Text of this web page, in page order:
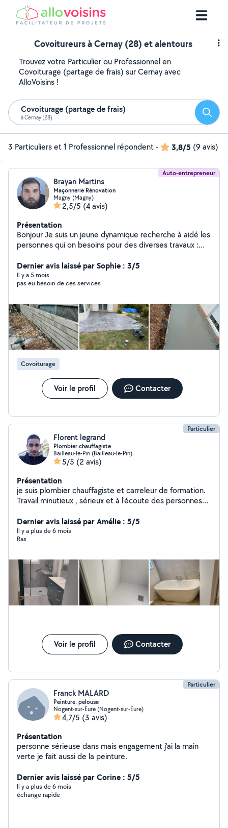
Covoitureurs à Cernay (28) et alentours
Trouvez votre Particulier ou Professionnel en
Covoiturage (partage de frais) sur Cernay avec
AlloVoisins !
Covoiturage (partage de frais)
à Cernay (28)
3 Particuliers et 1 Professionnel répondent- 3,8/5 (9 avis)
Auto-entrepreneur
Brayan Martins
Maçonnerie Rénovation
Magny (Magny)
2,5/5 (4 avis)
Présentation
Bonjour Je suis un jeune dynamique recherche à aidé les
personnes qui on besoins pour des diverses travaux :
à me contacter pour toute demande dans tout le 28
Dernier avis laissé par Sophie : 3/5
Il y a 5 mois
pas eu besoin de ces services
Covoiturage
Voir le profil Contacter
Particulier
Florent legrand
Plombier chauffagiste
Bailleau-le-Pin (Bailleau-le-Pin)
5/5 (2 avis)
Présentation
je suis plombier chauffagiste et carreleur de formation.
Travail minutieux , sérieux et à l'écoute des personnes
Dernier avis laissé par Amélie : 5/5
Il y a plus de 6 mois
Ras
Voir le profil Contacter
Particulier
Franck MALARD
Peinture. pelouse
Nogent-sur-Eure (Nogent-sur-Eure)
4,7/5 (3 avis)
Présentation
personne sérieuse dans mais engagement j'ai la main
verte je fait aussi de la peinture.
Dernier avis laissé par Corine : 5/5
Il y a plus de 6 mois
échange rapide